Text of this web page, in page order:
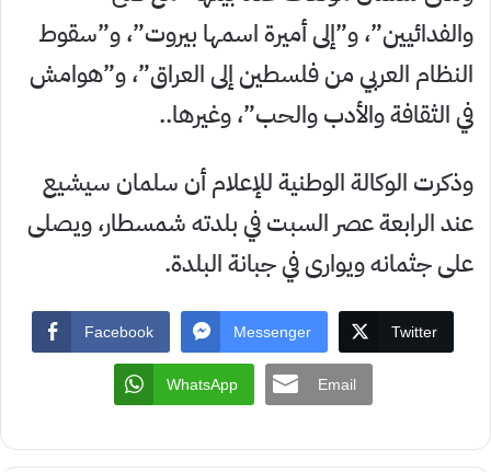
والفدائيين”، و”إلى أميرة اسمها بيروت”، و”سقوط
النظام العربي من فلسطين إلى العراق”، و”هوامش
في الثقافة والأدب والحب”، وغيرها..
وذكرت الوكالة الوطنية للإعلام أن سلمان سيشيع
عند الرابعة عصر السبت في بلدته شمسطار، ويصلى
على جثمانه ويوارى في جبانة البلدة.
Facebook Messenger Twitter
WhatsApp Email